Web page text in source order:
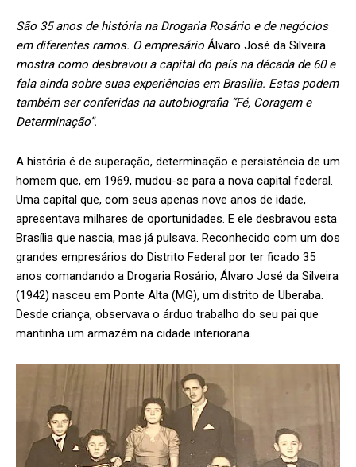
São 35 anos de história na Drogaria Rosário e de negócios
em diferentes ramos. O empresário Álvaro José da Silveira
mostra como desbravou a capital do país na década de 60 e
fala ainda sobre suas experiências em Brasília. Estas podem
também ser conferidas na autobiografia “Fé, Coragem e
Determinação”.
A história é de superação, determinação e persistência de um
homem que, em 1969, mudou-se para a nova capital federal.
Uma capital que, com seus apenas nove anos de idade,
apresentava milhares de oportunidades. E ele desbravou esta
Brasília que nascia, mas já pulsava. Reconhecido com um dos
grandes empresários do Distrito Federal por ter ficado 35
anos comandando a Drogaria Rosário, Álvaro José da Silveira
(1942) nasceu em Ponte Alta (MG), um distrito de Uberaba.
Desde criança, observava o árduo trabalho do seu pai que
mantinha um armazém na cidade interiorana.